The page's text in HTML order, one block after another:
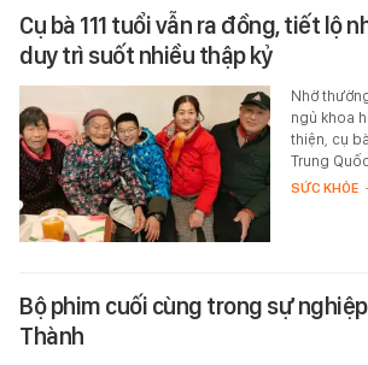
Cụ bà 111 tuổi vẫn ra đồng, tiết lộ
duy trì suốt nhiều thập kỷ
Nhờ
ngủ khoa
thiện, cụ
Trung
SỨC KHỎE
Bộ phim cuối cùng trong sự
Thành